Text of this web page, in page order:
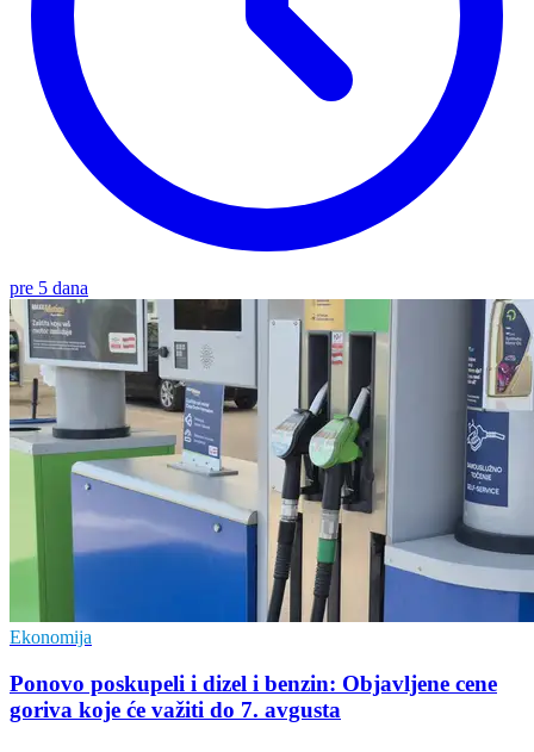
pre 5 dana
Ekonomija
Ponovo poskupeli i dizel i benzin: Objavljene cene
goriva koje će važiti do 7. avgusta